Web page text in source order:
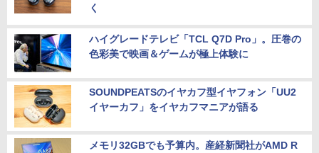
く
ハイグレードテレビ「TCL Q7D Pro」。圧巻の
色彩美で映画＆ゲームが極上体験に
SOUNDPEATSのイヤカフ型イヤフォン「UU2
イヤーカフ」をイヤカフマニアが語る
メモリ32GBでも予算内。産経新聞社がAMD R